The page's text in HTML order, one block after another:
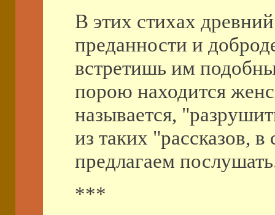
В этих стихах
преданности и
встретишь им
порою находится
называется,
из таких "рассказов,
предлагаем
***